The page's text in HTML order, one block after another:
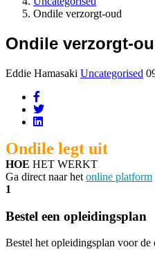
Ondile verzorgt-oud
Ondile verzorgt-
Eddie Hamasaki Uncategorised
Ondile legt uit
HOE HET WERKT
Ga direct naar het online platform
1
Bestel een opleidingsplan
Bestel het opleidingsplan voor de